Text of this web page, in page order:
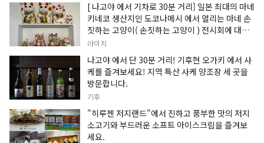
[ 나고야 에서 기차로 30분 거리] 일본 최대의 마네
키네코 생산지인 도코나메시 에서 열리는 마네 손
짓하는 고양이( 손짓하는 고양이 ) 전시회에 대한
정보입니다.
아이치
나고야 에서 단 30분 거리! 기후현 오가키 에서 사
케를 즐겨보세요! 지역 특산 사케 양조장 세 곳을
방문합니다.
기후
"히루젠 저지랜드"에서 진하고 풍부한 맛의 저지
소고기와 부드러운 소프트 아이스크림을 즐겨보
세요.